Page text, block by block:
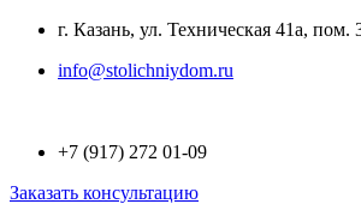
г. Казань, ул. Техническая 41а, пом.
info@stolichniydom.ru
+7 (917) 272 01-09
Заказать консультацию